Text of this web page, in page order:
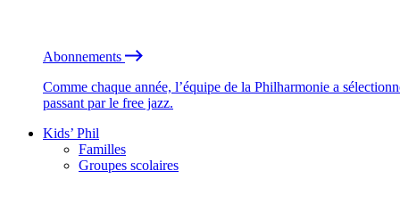
Abonnements
Comme chaque année, l’équipe de la Philharmonie a
passant par le free jazz.
Kids’ Phil
Familles
Groupes scolaires